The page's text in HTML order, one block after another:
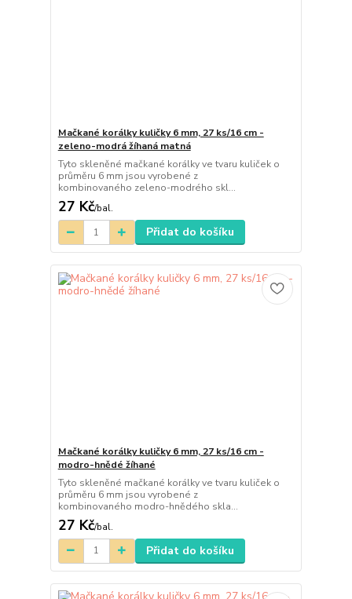
Mačkané korálky kuličky 6 mm, 27 ks/16 cm -
zeleno-modrá žíhaná matná
Tyto skleněné mačkané korálky ve tvaru kuliček o
průměru 6 mm jsou vyrobené z
kombinovaného zeleno-modrého skl...
27 Kč/bal.
Přidat do košíku
Mačkané korálky kuličky 6 mm, 27 ks/16 cm -
modro-hnědé žíhané
Tyto skleněné mačkané korálky ve tvaru kuliček o
průměru 6 mm jsou vyrobené z
kombinovaného modro-hnědého skla...
27 Kč/bal.
Přidat do košíku